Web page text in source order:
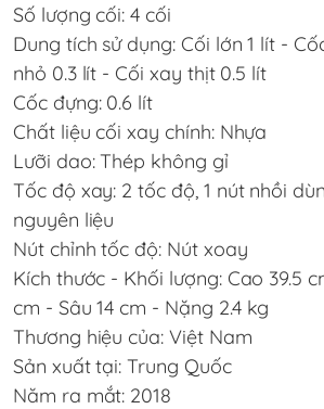
Số lượng cối: 4 cối
Dung tích sử dụng: Cối lớn 1 lít -
nhỏ 0.3 lít - Cối xay thịt 0.5 lít
Cốc đựng: 0.6 lít
Chất liệu cối xay chính: Nhựa
Lưỡi dao: Thép không gỉ
Tốc độ xay: 2 tốc độ, 1 nút nhồi
nguyên liệu
Nút chỉnh tốc độ: Nút xoay
Kích thước - Khối lượng: Cao 39.5
cm - Sâu 14 cm - Nặng 2.4 kg
Thương hiệu của: Việt Nam
Sản xuất tại: Trung Quốc
Năm ra mắt: 2018